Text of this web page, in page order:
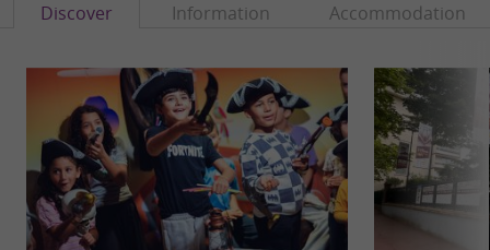
Discover Information Accommodation